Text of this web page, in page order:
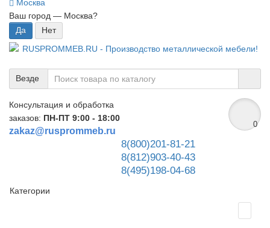
Москва
Ваш город — Москва?
Везде
Консультация и обработка
заказов: ПН-ПТ 9:00 - 18:00
zakaz@rusprommeb.ru
8(800)201-81-21
8(812)903-40-43
8(495)198-04-68
0
Категории